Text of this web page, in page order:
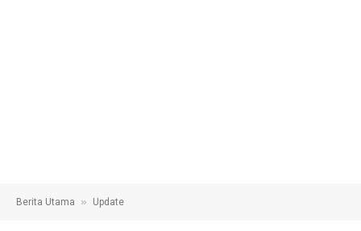
Berita Utama » Update